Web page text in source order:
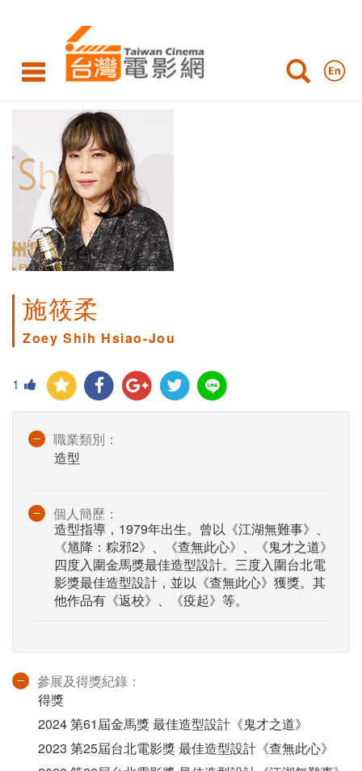
施筱柔
Zoey Shih Hsiao-Jou
1
職業類別：
造型
個人簡歷：
造型指導，1979年出生。曾以《江湖無難事》、
《馗降：粽邪2》、《查無此心》、《鬼才之道》
四度入圍金馬獎最佳造型設計。三度入圍台北電
影獎最佳造型設計，並以《查無此心》獲獎。其
他作品有《返校》、《疫起》等。
參展及得獎紀錄：
得獎
2024 第61屆金馬獎 最佳造型設計《鬼才之道》
2023 第25屆台北電影獎 最佳造型設計《查無此心》